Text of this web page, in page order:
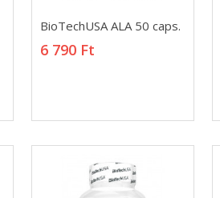
BioTechUSA ALA 50
6 790 Ft
BioTechUSA ALA 50 caps.
6 790 Ft